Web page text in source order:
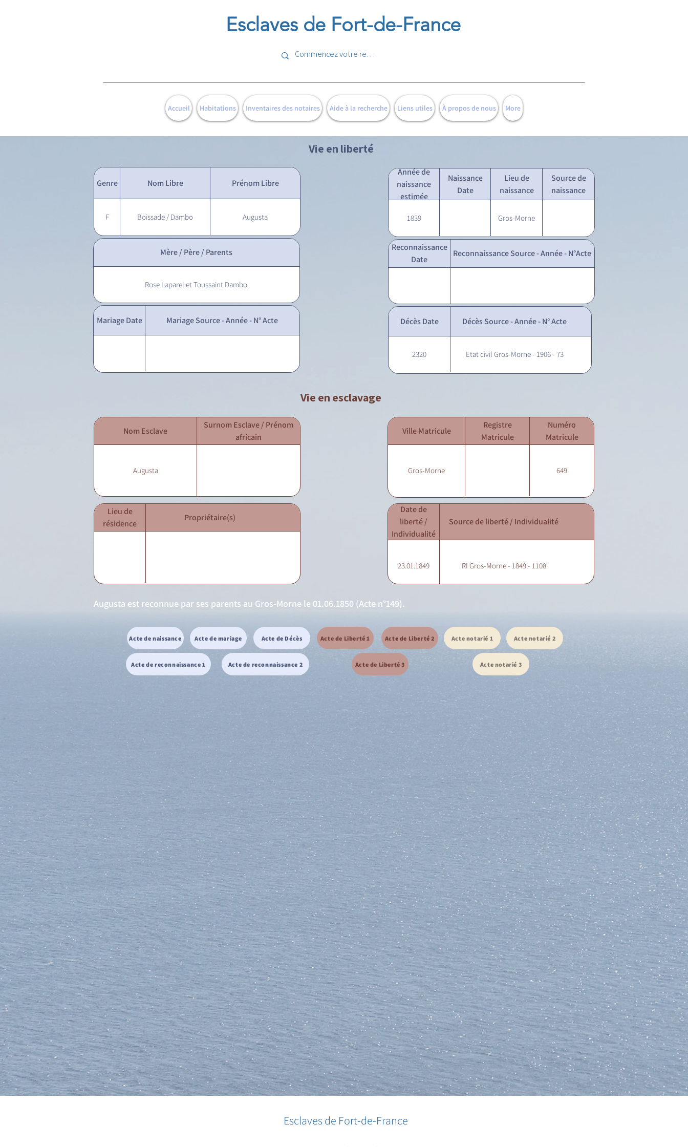
Esclaves de Fort-de-France
Accueil Habitations Inventaires des notaires Aide à la recherche Liens utiles À propos de nous More
Vie en liberté
Genre Nom Libre Prénom Libre
F Boissade / Dambo Augusta
Année de
naissance
estimée
Naissance
Date
Lieu de
naissance
Source de
naissance
1839 Gros-Morne
Mère / Père / Parents
Rose Laparel et Toussaint Dambo
Mariage Date Mariage Source - Année - N° Acte
Reconnaissance
Date
Reconnaissance Source - Année - N°Acte
Décès Date Décès Source - Année - N° Acte
2320 Etat civil Gros-Morne - 1906 - 73
Vie en esclavage
Nom Esclave
Surnom Esclave / Prénom
africain
Augusta
Ville Matricule
Registre
Matricule
Numéro
Matricule
Gros-Morne 649
Lieu de
résidence
Propriétaire(s)
Date de
liberté /
Individualité
Source de liberté / Individualité
23.01.1849 RI Gros-Morne - 1849 - 1108
Augusta est reconnue par ses parents au Gros-Morne le 01.06.1850 (Acte n°149).
Acte de naissance Acte de mariage Acte de Décès
Acte de reconnaissance 1 Acte de reconnaissance 2
Acte de Liberté 1 Acte de Liberté 2
Acte de Liberté 3
Acte notarié 1 Acte notarié 2
Acte notarié 3
Esclaves de Fort-de-France